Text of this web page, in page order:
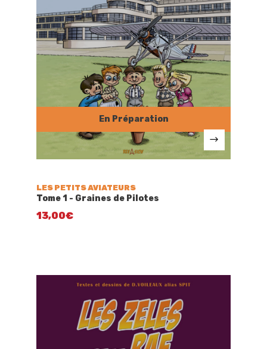
LES PETITS AVIATEURS
Tome 1 - Graines de Pilotes
13,00€